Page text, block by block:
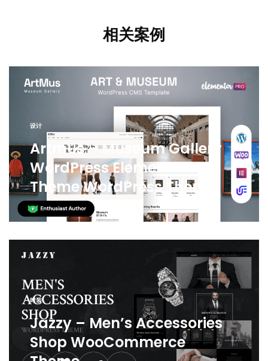
相关案例
设计
Artmus – Museum Gallery
WordPress Elementor
Theme WordPress Theme
时装
Jazzy – Men’s Accessories
Shop WooCommerce